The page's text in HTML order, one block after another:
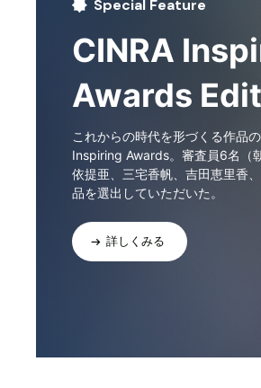
Special Feature
CINRA
Awards
これからの時代を形づくる作品
Inspiring Awards。審査員6名（
依提亜、三宅香帆、吉田恵里香
品を選出していただいた。
詳しくみる